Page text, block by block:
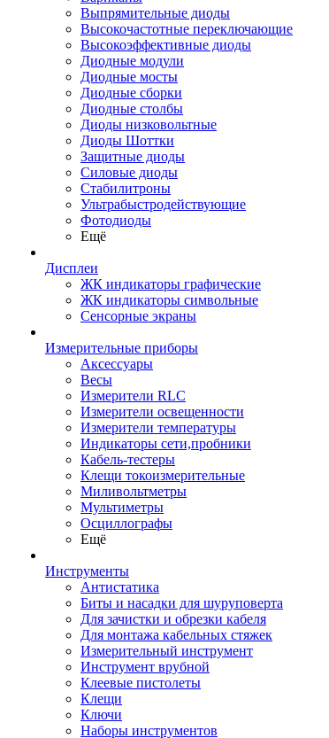
Выпрямительные диоды
Высокочастотные переключающие
Высокоэффективные диоды
Диодные модули
Диодные мосты
Диодные сборки
Диодные столбы
Диоды низковольтные
Диоды Шоттки
Защитные диоды
Силовые диоды
Стабилитроны
Ультрабыстродействующие
Фотодиоды
Ещё
Дисплеи
ЖК индикаторы графические
ЖК индикаторы символьные
Сенсорные экраны
Измерительные приборы
Аксессуары
Весы
Измерители RLC
Измерители освещенности
Измерители температуры
Индикаторы сети,пробники
Кабель-тестеры
Клещи токоизмерительные
Миливольтметры
Мультиметры
Осциллографы
Ещё
Инструменты
Антистатика
Биты и насадки для шуруповерта
Для зачистки и обрезки кабеля
Для монтажа кабельных стяжек
Измерительный инструмент
Инструмент врубной
Клеевые пистолеты
Клещи
Ключи
Наборы инструментов